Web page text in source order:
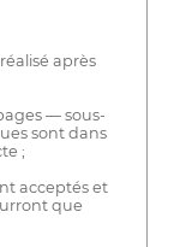
après
— sous-
sont dans
;
acceptés et
que